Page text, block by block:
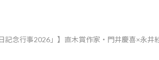
記念行事2026」】直木賞作家・門井慶喜×永井